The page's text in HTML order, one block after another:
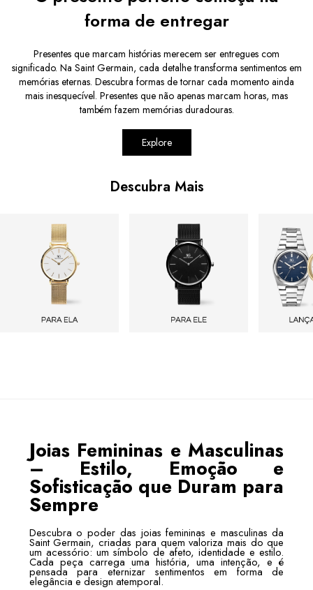
forma de entregar
Presentes que marcam histórias merecem ser entregues com
significado. Na Saint Germain, cada detalhe transforma sentimentos em
memórias eternas. Descubra formas de tornar cada momento ainda
mais inesquecível. Presentes que não apenas marcam horas, mas
também fazem memórias duradouras.
Explore
Descubra Mais
Joias Femininas e Masculinas
– Estilo, Emoção e
Sofisticação que Duram para
Sempre
Descubra o poder das joias femininas e masculinas da
Saint Germain, criadas para quem valoriza mais do que
um acessório: um símbolo de afeto, identidade e estilo.
Cada peça carrega uma história, uma intenção, e é
pensada para eternizar sentimentos em forma de
elegância e design atemporal.